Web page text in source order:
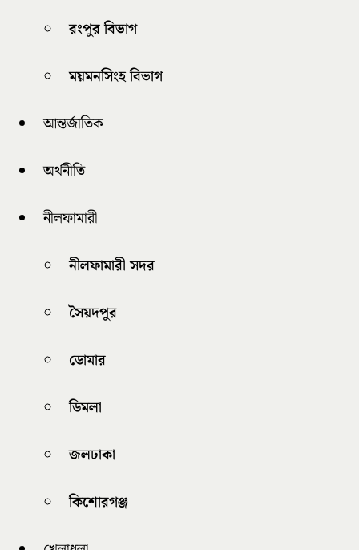
রংপুর বিভাগ
ময়মনসিংহ বিভাগ
আন্তর্জাতিক
অর্থনীতি
নীলফামারী
নীলফামারী সদর
সৈয়দপুর
ডোমার
ডিমলা
জলঢাকা
কিশোরগঞ্জ